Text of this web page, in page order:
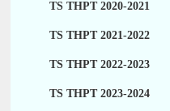
TS THPT 2020-2021
TS THPT 2021-2022
TS THPT 2022-2023
TS THPT 2023-2024